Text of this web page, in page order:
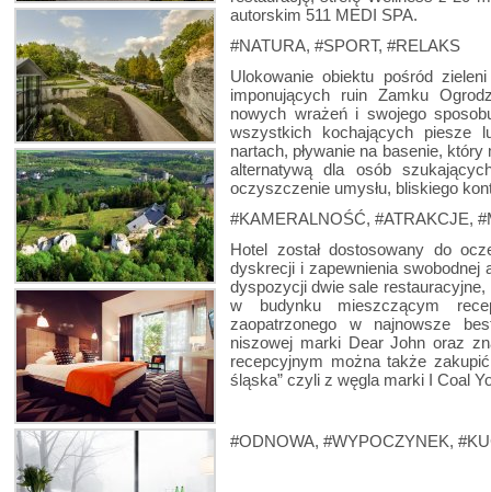
autorskim 511 MEDI SPA.
#NATURA, #SPORT, #RELAKS
Ulokowanie obiektu pośród
imponujących ruin Zamku
nowych wrażeń i swojego
wszystkich kochających piesze
nartach, pływanie na basenie,
alternatywą dla osób
oczyszczenie umysłu, bliskiego
#KAMERALNOŚĆ, #ATRAKCJE,
Hotel został dostosowany do
dyskrecji i zapewnienia swobodnej
dyspozycji dwie sale restauracyjne,
w budynku mieszczącym
zaopatrzonego w najnowsze
niszowej marki Dear John oraz
recepcyjnym można także
śląska” czyli z węgla marki I Coal
#ODNOWA, #WYPOCZYNEK,